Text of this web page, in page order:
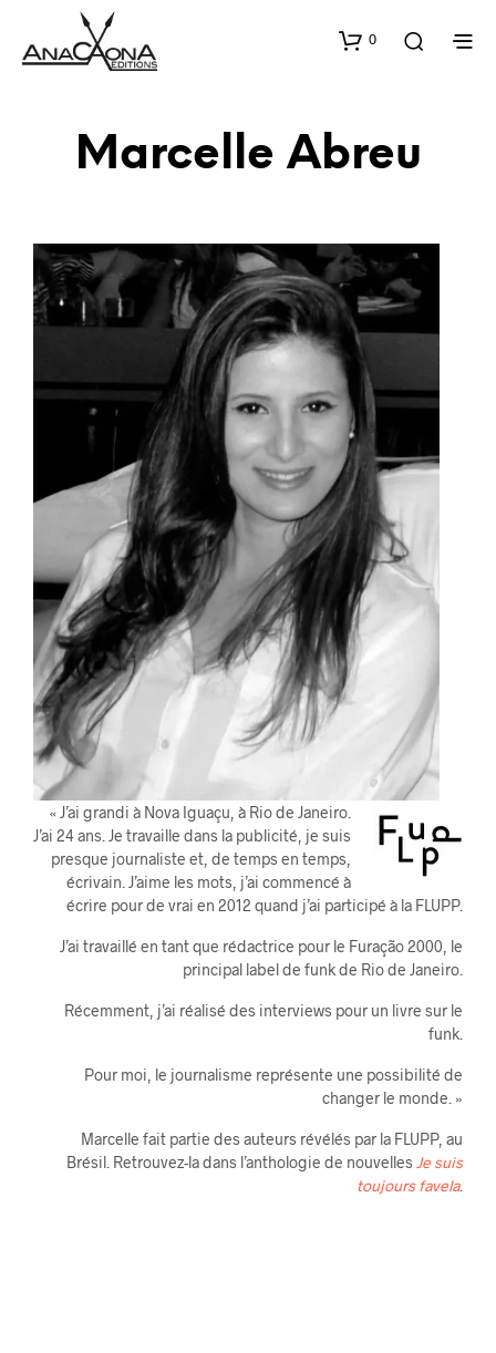
0
Marcelle Abreu
« J’ai grandi à Nova Iguaçu, à Rio de Janeiro.
J’ai 24 ans. Je travaille dans la publicité, je suis
presque journaliste et, de temps en temps,
écrivain. J’aime les mots, j’ai commencé à
écrire pour de vrai en 2012 quand j’ai participé à la FLUPP.
J’ai travaillé en tant que rédactrice pour le Furação 2000, le
principal label de funk de Rio de Janeiro.
Récemment, j’ai réalisé des interviews pour un livre sur le
funk.
Pour moi, le journalisme représente une possibilité de
changer le monde. »
Marcelle fait partie des auteurs révélés par la FLUPP, au
Brésil. Retrouvez-la dans l’anthologie de nouvelles Je suis
toujours favela.